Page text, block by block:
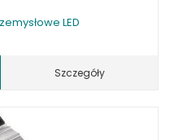
LED
Szczegóły